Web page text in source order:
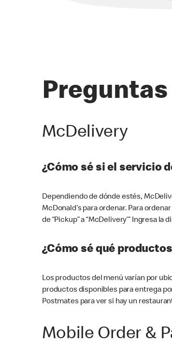
McDelivery
¿Cómo sé si el servicio
Dependiendo de dónde estés,
McDonald’s para ordenar. Para
de “Pickup” a “McDelivery’” Ingresa
¿Cómo sé qué
Los productos del menú varían por
productos disponibles para entrega
Postmates para ver si hay un
Mobile Order &